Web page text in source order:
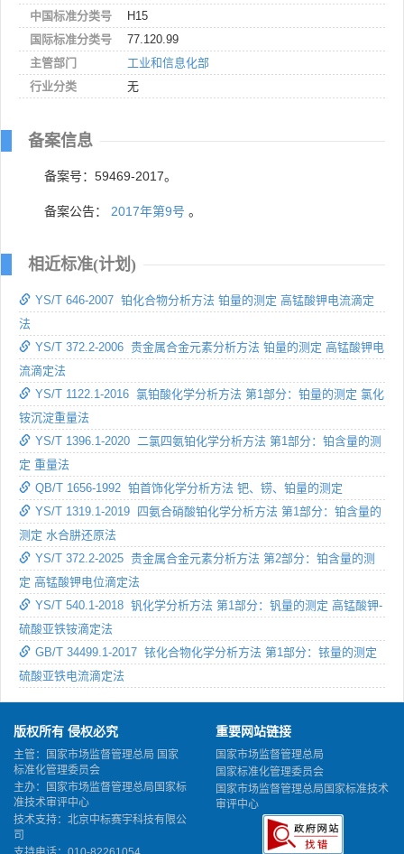
中国标准分类号
H15
国际标准分类号
77.120.99
主管部门
工业和信息化部
行业分类
无
备案信息
备案号：59469-2017。
备案公告： 2017年第9号 。
相近标准(计划)
YS/T 646-2007 铂化合物分析方法 铂量的测定 高锰酸钾电流滴定
法
YS/T 372.2-2006 贵金属合金元素分析方法 铂量的测定 高锰酸钾电
流滴定法
YS/T 1122.1-2016 氯铂酸化学分析方法 第1部分：铂量的测定 氯化
铵沉淀重量法
YS/T 1396.1-2020 二氯四氨铂化学分析方法 第1部分：铂含量的测
定 重量法
QB/T 1656-1992 铂首饰化学分析方法 钯、铹、铂量的测定
YS/T 1319.1-2019 四氨合硝酸铂化学分析方法 第1部分：铂含量的
测定 水合肼还原法
YS/T 372.2-2025 贵金属合金元素分析方法 第2部分：铂含量的测
定 高锰酸钾电位滴定法
YS/T 540.1-2018 钒化学分析方法 第1部分：钒量的测定 高锰酸钾-
硫酸亚铁铵滴定法
GB/T 34499.1-2017 铱化合物化学分析方法 第1部分：铱量的测定
硫酸亚铁电流滴定法
版权所有 侵权必究
主管：国家市场监督管理总局 国家
标准化管理委员会
主办：国家市场监督管理总局国家标
准技术审评中心
技术支持：北京中标赛宇科技有限公
司
重要网站链接
国家市场监督管理总局
国家标准化管理委员会
国家市场监督管理总局国家标准技术
审评中心